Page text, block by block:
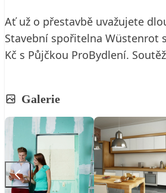
Ať už o přestavbě uvažujete
Stavební spořitelna Wüstenrot
Kč s Půjčkou ProBydlení.
Galerie